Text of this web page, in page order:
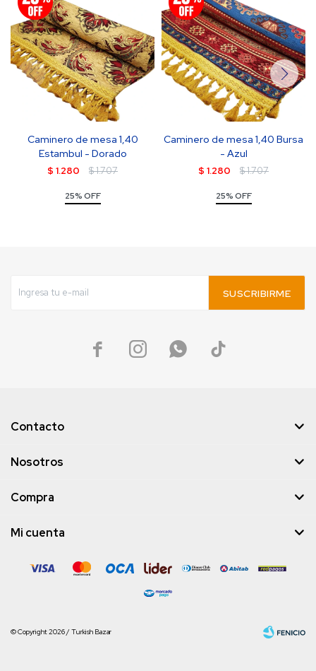
Caminero de mesa 1,40
Estambul - Dorado
$ 1.280 $1.707
25% OFF
Caminero de mesa 1,40 Bursa
- Azul
$ 1.280 $1.707
25% OFF
SUSCRIBIRME
   
Contacto
Nosotros
Compra
Mi cuenta
© Copyright 2026 / Turkish Bazar